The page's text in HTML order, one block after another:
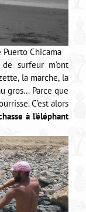
Puerto Chicama
surfeur m’ont
la marche, la
gros… Parce que
C’est alors
à l’éléphant